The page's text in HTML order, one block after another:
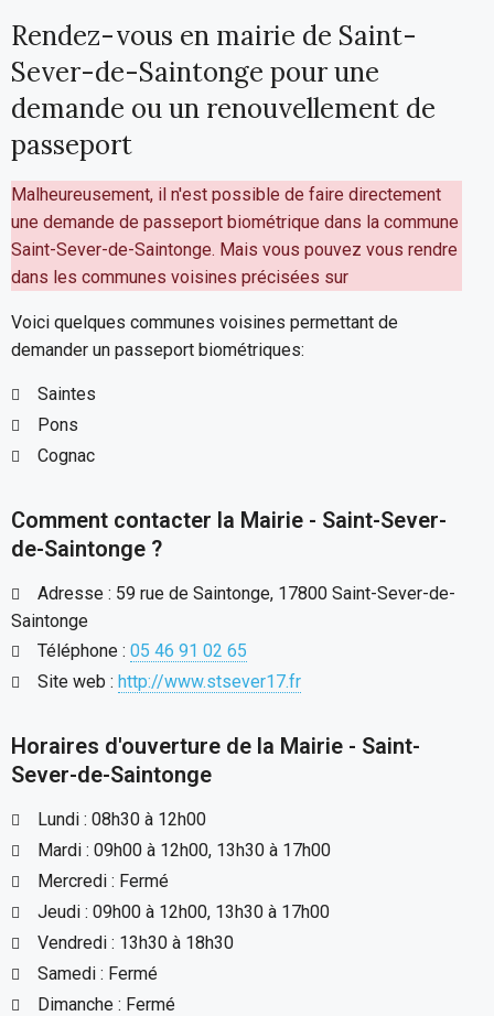
Rendez-vous en mairie de Saint-
Sever-de-Saintonge pour une
demande ou un renouvellement de
passeport
Malheureusement, il n'est possible de faire directement
une demande de passeport biométrique dans la commune
Saint-Sever-de-Saintonge. Mais vous pouvez vous rendre
dans les communes voisines précisées sur
Voici quelques communes voisines permettant de
demander un passeport biométriques:
Saintes
Pons
Cognac
Comment contacter la Mairie - Saint-Sever-
de-Saintonge ?
Adresse : 59 rue de Saintonge, 17800 Saint-Sever-de-
Saintonge
Téléphone : 05 46 91 02 65
Site web : http://www.stsever17.fr
Horaires d'ouverture de la Mairie - Saint-
Sever-de-Saintonge
Lundi : 08h30 à 12h00
Mardi : 09h00 à 12h00, 13h30 à 17h00
Mercredi : Fermé
Jeudi : 09h00 à 12h00, 13h30 à 17h00
Vendredi : 13h30 à 18h30
Samedi : Fermé
Dimanche : Fermé